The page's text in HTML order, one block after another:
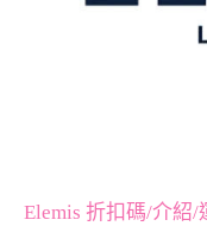
Elemis 折扣碼/介紹/